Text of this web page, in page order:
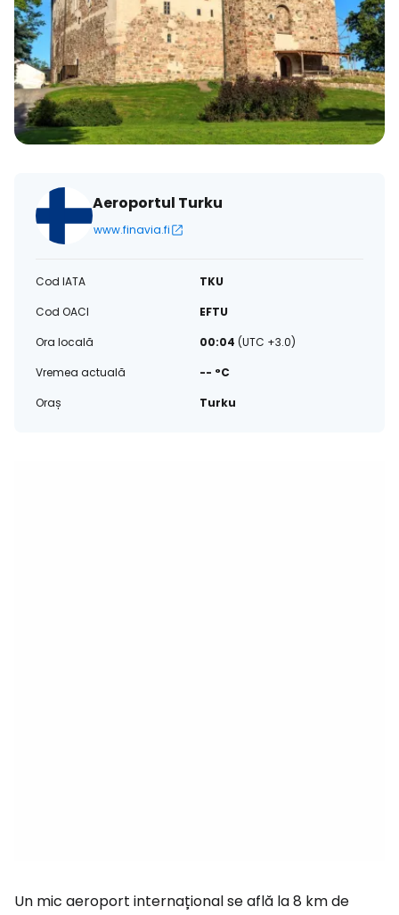
Aeroportul Turku
www.finavia.fi
Cod IATA
TKU
Cod OACI
EFTU
Ora locală
00:04 (UTC +3.0)
Vremea actuală
-- °C
Oraș
Turku
Un mic aeroport internațional se află la 8 km de